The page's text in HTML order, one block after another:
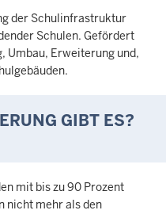
der Schulinfrastruktur
Schulen. Gefördert
Umbau, Erweiterung und,
GIBT ES?
mit bis zu 90 Prozent
nicht mehr als den